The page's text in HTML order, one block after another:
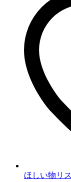
ほしい物リ